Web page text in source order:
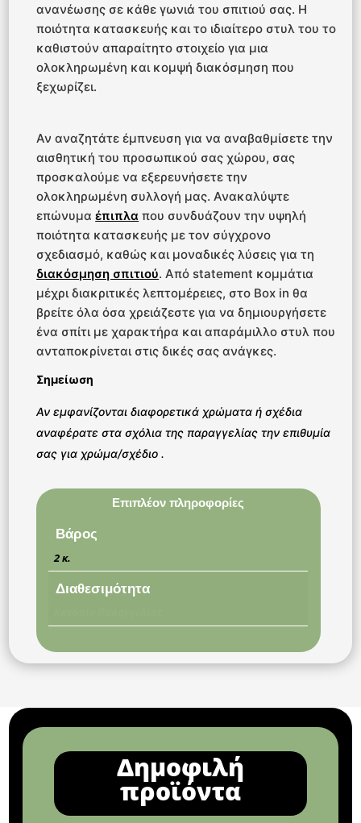
ανανέωσης σε κάθε γωνιά του σπιτιού σας. Η
ποιότητα κατασκευής και το ιδιαίτερο στυλ του το
καθιστούν απαραίτητο στοιχείο για μια
ολοκληρωμένη και κομψή διακόσμηση που
ξεχωρίζει.
Αν αναζητάτε έμπνευση για να αναβαθμίσετε την
αισθητική του προσωπικού σας χώρου, σας
προσκαλούμε να εξερευνήσετε την
ολοκληρωμένη συλλογή μας. Ανακαλύψτε
επώνυμαέπιπλα που συνδυάζουν την υψηλή
ποιότητα κατασκευής με τον σύγχρονο
σχεδιασμό, καθώς και μοναδικές λύσεις για τη
διακόσμηση σπιτιού. Από statement κομμάτια
μέχρι διακριτικές λεπτομέρειες, στο Box in θα
βρείτε όλα όσα χρειάζεστε για να δημιουργήσετε
ένα σπίτι με χαρακτήρα και απαράμιλλο στυλ που
ανταποκρίνεται στις δικές σας ανάγκες.
Σημείωση
Αν εμφανίζονται διαφορετικά χρώματα ή σχέδια
αναφέρατε στα σχόλια της παραγγελίας την επιθυμία
σας για χρώμα/σχέδιο .
Επιπλέον πληροφορίες
Βάρος
2 κ.
Διαθεσιμότητα
Δημοφιλή
προϊόντα